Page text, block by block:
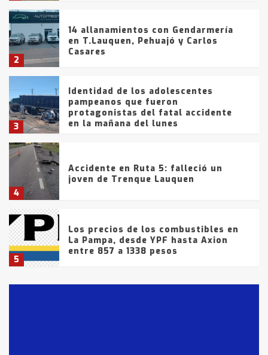
2
14 allanamientos con Gendarmería
en T.Lauquen, Pehuajó y Carlos
Casares
3
Identidad de los adolescentes
pampeanos que fueron
protagonistas del fatal accidente
en la mañana del lunes
4
Accidente en Ruta 5: falleció un
joven de Trenque Lauquen
5
Los precios de los combustibles en
La Pampa, desde YPF hasta Axion
entre 857 a 1338 pesos